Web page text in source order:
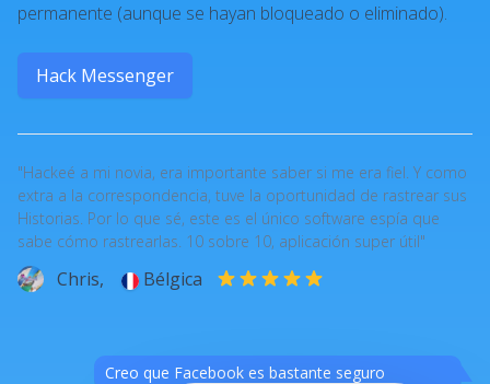
permanente (aunque se hayan bloqueado o eliminado).
Hack Messenger
"Hackeé a mi novia, era importante saber si me era fiel. Y como
extra a la correspondencia, tuve la oportunidad de rastrear sus
Historias. Por lo que sé, este es el único software espía que
sabe cómo rastrearlas. 10 sobre 10, aplicación super útil"
Chris, Bélgica
Creo que Facebook es bastante seguro